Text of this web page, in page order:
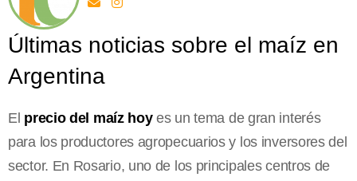
Últimas noticias sobre el maíz en
Argentina
El precio del maíz hoyes un tema de gran interés
para los productores agropecuarios y los inversores del
sector. En Rosario, uno de los principales centros de